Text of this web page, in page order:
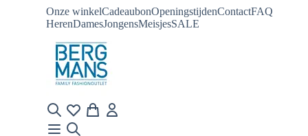
Onze winkelCadeaubonOpeningstijdenContactFAQ
HerenDamesJongensMeisjesSALE